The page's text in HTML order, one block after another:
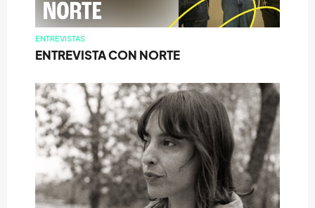
ENTREVISTAS
ENTREVISTA CON NORTE